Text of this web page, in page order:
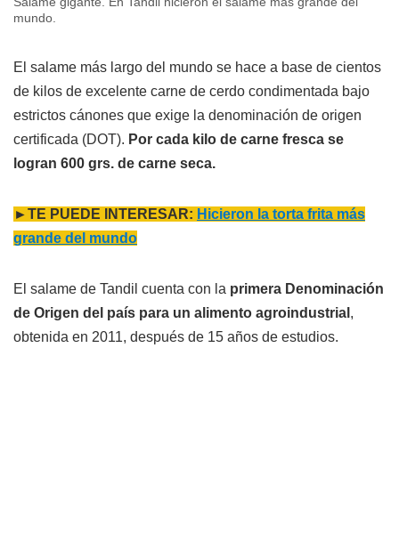
mundo.
El salame más largo del mundo se hace a base de cientos
de kilos de excelente carne de cerdo condimentada bajo
estrictos cánones que exige la denominación de origen
certificada (DOT). Por cada kilo de carne fresca se
logran 600 grs. de carne seca.
►TE PUEDE INTERESAR: Hicieron la torta frita más
grande del mundo
El salame de Tandil cuenta con la primera Denominación
de Origen del país para un alimento agroindustrial ,
obtenida en 2011, después de 15 años de estudios.